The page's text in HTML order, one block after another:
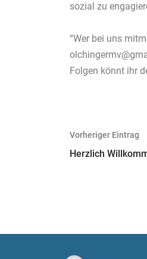
sozial zu
“Wer bei uns
Folgen könnt ihr
Vorheriger Eintrag
Herzlich